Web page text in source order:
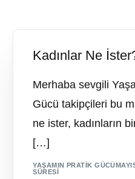
Kadınlar Ne
Merhaba sevgili
Gücü takipçileri bu
ne ister, kadınların
[…]
YAŞAMIN PRATIK GÜCÜ
SÜRESI